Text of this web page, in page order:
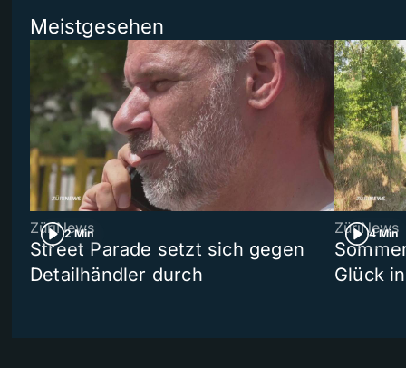
Meistgesehen
2 Min
ZüriNews
Street Parade setzt sich gegen
Detailhändler durch
4 Min
ZüriNews
Glück